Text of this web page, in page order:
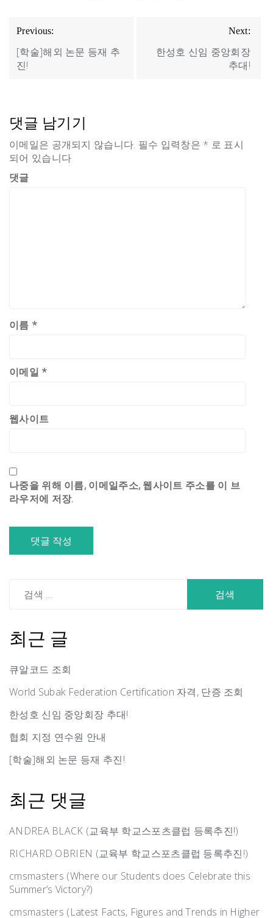
글
탐
색
Previous:
[학술]해외 논문 등재 추
진!
Next:
한성호 신임 중앙회장
추대!
댓글 남기기
이메일은 공개되지 않습니다. 필수 입력창은 * 로 표시
되어 있습니다
댓글
이름 *
이메일 *
웹사이트
나중을 위해 이름, 이메일주소, 웹사이트 주소를 이 브
라우저에 저장.
최근 글
큐알코드 조회
World Subak Federation Certification 자격, 단증 조회
한성호 신임 중앙회장 추대!
협회 지정 연수원 안내
[학술]해외 논문 등재 추진!
최근 댓글
ANDREA BLACK (교육부 학교스포츠클럽 등록추진!)
RICHARD OBRIEN (교육부 학교스포츠클럽 등록추진!)
cmsmasters (Where our Students does Celebrate this
Summer’s Victory?)
cmsmasters (Latest Facts, Figures and Trends in Higher